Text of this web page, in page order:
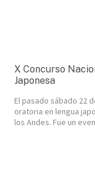
X Concurso
Japonesa
El pasado sábado 22
oratoria en lengua
los Andes. Fue un